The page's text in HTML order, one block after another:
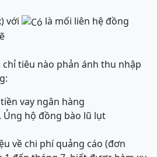
với
là mối liên hệ đồng
chỉ tiêu nào phản ánh thu nhập
vay ngân hàng
Ủng hộ đồng bào lũ lụt
về chi phí quảng cáo (đơn